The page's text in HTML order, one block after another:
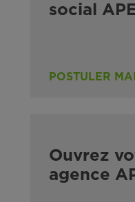
social
POSTULER
Ouvrez
agence